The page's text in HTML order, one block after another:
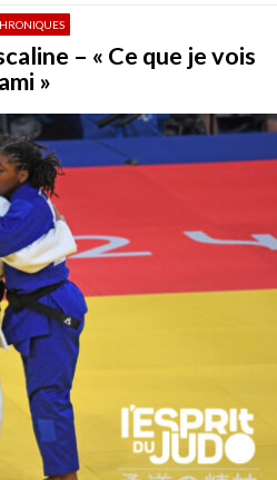
– « Ce que je vois
»